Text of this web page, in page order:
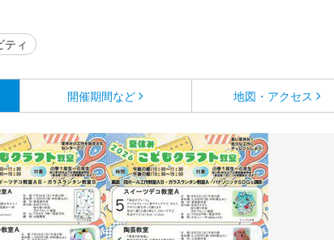
ィ
開催期間など 地図・アクセス